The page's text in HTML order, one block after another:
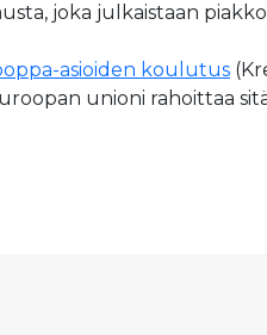
joka julkaistaan
asioiden koulutus
unioni rahoittaa